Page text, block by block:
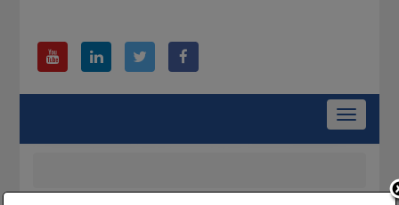
Toggle
navigation